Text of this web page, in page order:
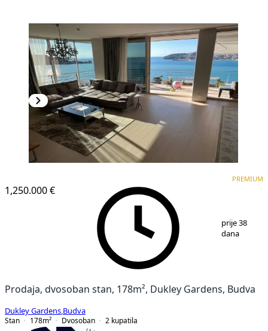
1,250.000 €
PREMIUM
prije 38
dana
Prodaja, dvosoban stan, 178m², Dukley Gardens, Budva
Dukley Gardens Budva
Stan
178m² Dvosoban 2 kupatila